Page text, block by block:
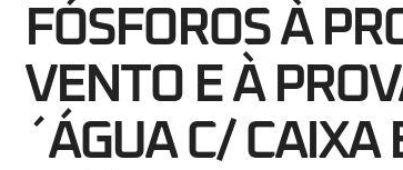
FÓSFOROS À
VENTO E À
´ÁGUA C/ CAIXA